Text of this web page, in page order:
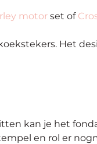
motor set of
Het
kan je het
en rol er